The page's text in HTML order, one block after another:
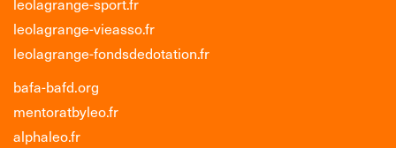
leolagrange-vieasso.fr
leolagrange-fondsdedotation.fr
bafa-bafd.org
mentoratbyleo.fr
alphaleo.fr